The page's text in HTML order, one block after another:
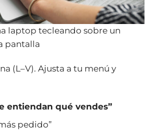
laptop tecleando sobre un
pantalla
(L–V). Ajusta a tu menú y
entiendan qué vendes”
pedido”